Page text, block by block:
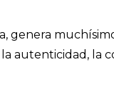
genera
autenticidad, la